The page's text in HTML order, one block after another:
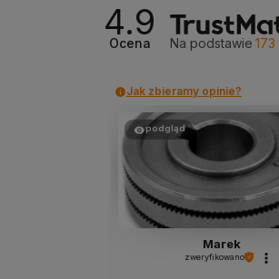
4.9
Ocena Na podstawie 173
Jak zbieramy opinie?
podgląd
Marek
zweryfikowano